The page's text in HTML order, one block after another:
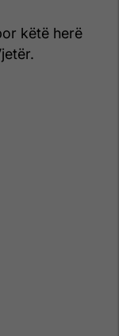
këtë herë